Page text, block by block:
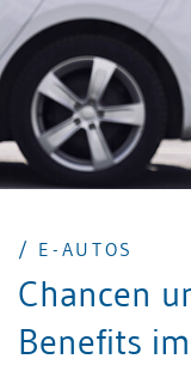
/ E-AUTOS
Chancen
Benefits